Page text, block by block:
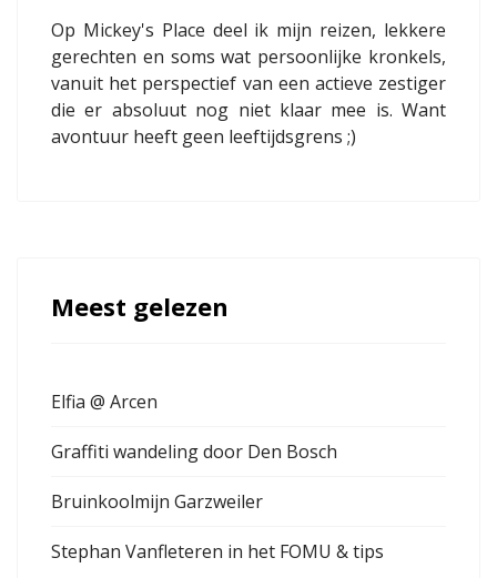
Op Mickey's Place deel ik mijn reizen, lekkere
gerechten en soms wat persoonlijke kronkels,
vanuit het perspectief van een actieve zestiger
die er absoluut nog niet klaar mee is. Want
avontuur heeft geen leeftijdsgrens ;)
Meest gelezen
Elfia @ Arcen
Graffiti wandeling door Den Bosch
Bruinkoolmijn Garzweiler
Stephan Vanfleteren in het FOMU & tips